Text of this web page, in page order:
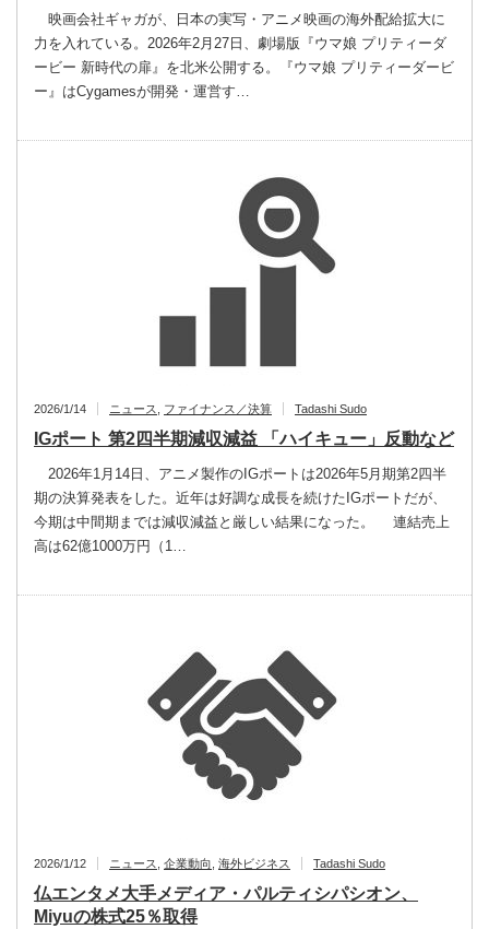
映画会社ギャガが、日本の実写・アニメ映画の海外配給拡大に
力を入れている。2026年2月27日、劇場版『ウマ娘 プリティーダ
ービー 新時代の扉』を北米公開する。『ウマ娘 プリティーダービ
ー』はCygamesが開発・運営す…
2026/1/14 ニュース ファイナンス／決算 Tadashi Sudo
IGポート 第2四半期減収減益 「ハイキュー」反動など
2026年1月14日、アニメ製作のIGポートは2026年5月期第2四半
期の決算発表をした。近年は好調な成長を続けたIGポートだが、
今期は中間期までは減収減益と厳しい結果になった。 連結売上
高は62億1000万円（1…
2026/1/12 ニュース 企業動向 海外ビジネス Tadashi Sudo
仏エンタメ大手メディア・パルティシパシオン、
Miyuの株式25％取得